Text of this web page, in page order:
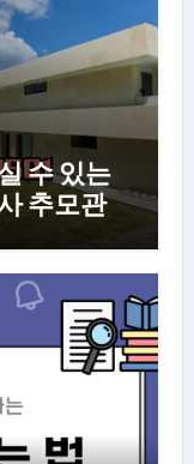
수 있는
추모관